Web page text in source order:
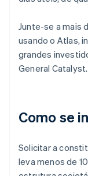
Junte-se a mais
usando o Atlas,
grandes
General Catalyst.
Como se
Solicitar a
leva menos de